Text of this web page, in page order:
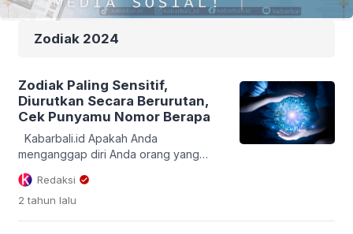
Zodiak 2024
Zodiak Paling Sensitif,
Diurutkan Secara Berurutan,
Cek Punyamu Nomor Berapa
Kabarbali.id Apakah Anda
menganggap diri Anda orang yang
sangat sensitif ? Jangan terlalu khawatir
membuat kesalahan dan menyakiti
orang lain secara tidak sengaja
Redaksi
2 tahun lalu